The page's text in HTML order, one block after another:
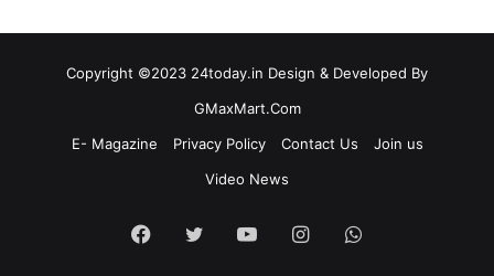
Copyright ©2023 24today.in Design & Developed By
GMaxMart.Com
E- Magazine
Privacy Policy Contact Us
Join us
Video News
Facebook
Twitter YouTubeInstagramWhatsApp